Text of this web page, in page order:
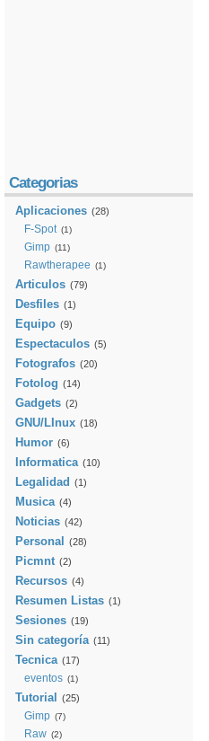
Categorias
Aplicaciones (28)
F-Spot (1)
Gimp (11)
Rawtherapee (1)
Articulos (79)
Desfiles (1)
Equipo (9)
Espectaculos (5)
Fotografos (20)
Fotolog (14)
Gadgets (2)
GNU/LInux (18)
Humor (6)
Informatica (10)
Legalidad (1)
Musica (4)
Noticias (42)
Personal (28)
Picmnt (2)
Recursos (4)
Resumen Listas (1)
Sesiones (19)
Sin categoría (11)
Tecnica (17)
eventos (1)
Tutorial (25)
Gimp (7)
Raw (2)